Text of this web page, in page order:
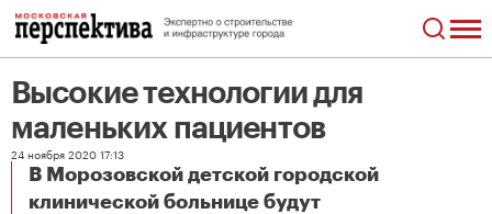
Высокие технологии для
маленьких пациентов
24 ноября 2020 17:13
В Морозовской детской городской
клинической больнице будут